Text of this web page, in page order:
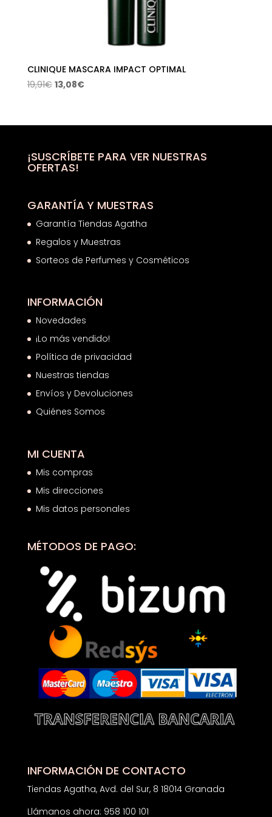
CLINIQUE MASCARA IMPACT OPTIMAL
19,91€ El
era:
13,08€El
es:
¡SUSCRÍBETE PARA VER NUESTRAS
OFERTAS!
GARANTÍA Y MUESTRAS
Garantía Tiendas Agatha
Regalos y Muestras
Sorteos de Perfumes y Cosméticos
INFORMACIÓN
Novedades
¡Lo más vendido!
Política de privacidad
Nuestras tiendas
Envíos y Devoluciones
Quiénes Somos
MI CUENTA
Mis compras
Mis direcciones
Mis datos personales
MÉTODOS DE PAGO:
INFORMACIÓN DE CONTACTO
Tiendas Agatha, Avd. del Sur, 8 18014 Granada
Llámanos ahora: 958 100 101